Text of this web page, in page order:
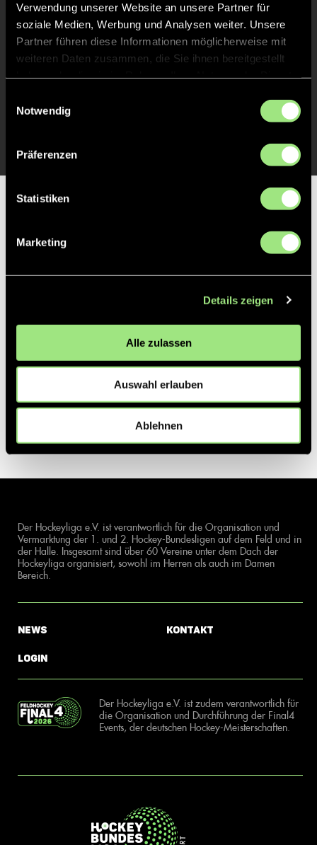
Verwendung unserer Website an unsere Partner für
soziale Medien, Werbung und Analysen weiter. Unsere
Partner führen diese Informationen möglicherweise mit
weiteren Daten zusammen, die Sie ihnen bereitgestellt
Notwendig
Präferenzen
Statistiken
Marketing
Details zeigen
Alle zulassen
Auswahl erlauben
Ablehnen
13' TOR 1:2, FELDTOR
Partner
Der Hockeyliga e.V. ist verantwortlich für die Organisation und
Vermarktung der 1. und 2. Hockey-Bundesligen auf dem Feld und in
der Halle. Insgesamt sind über 60 Vereine unter dem Dach der
Hockeyliga organisiert, sowohl im Herren als auch im Damen
Bereich.
News
Login
Kontakt
Der Hockeyliga e.V. ist zudem verantwortlich für
die Organisation und Durchführung der Final4
Events, der deutschen Hockey-Meisterschaften.